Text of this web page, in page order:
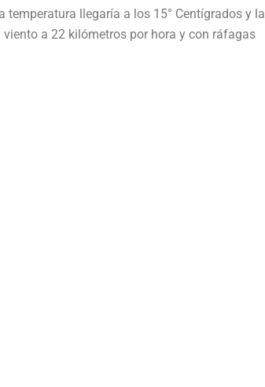
llegaría a los 15° Centígrados y la
a 22 kilómetros por hora y con ráfagas